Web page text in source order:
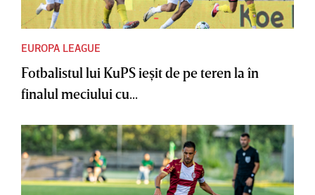
EUROPA LEAGUE
Fotbalistul lui KuPS ieşit de pe teren la în
finalul meciului cu...